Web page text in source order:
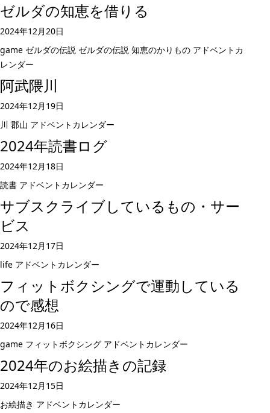
ゼルダの知恵を借りる
2024年12月20日
game ゼルダの伝説 ゼルダの伝説 知恵のかりもの アドベントカ
レンダー
阿武隈川
2024年12月19日
川 郡山 アドベントカレンダー
2024年読書ログ
2024年12月18日
読書 アドベントカレンダー
サブスクライブしているもの・サー
ビス
2024年12月17日
life アドベントカレンダー
フィットボクシングで運動している
ので感想
2024年12月16日
game フィットボクシング アドベントカレンダー
2024年のお絵描きの記録
2024年12月15日
お絵描き アドベントカレンダー